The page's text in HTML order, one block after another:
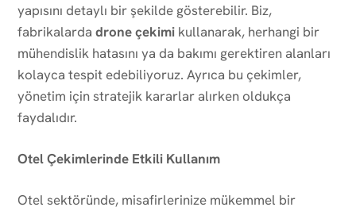
yapısını detaylı bir şekilde gösterebilir. Biz,
fabrikalarda drone çekimi kullanarak, herhangi bir
mühendislik hatasını ya da bakımı gerektiren alanları
kolayca tespit edebiliyoruz. Ayrıca bu çekimler,
yönetim için stratejik kararlar alırken oldukça
faydalıdır.
Otel Çekimlerinde Etkili Kullanım
Otel sektöründe, misafirlerinize mükemmel bir